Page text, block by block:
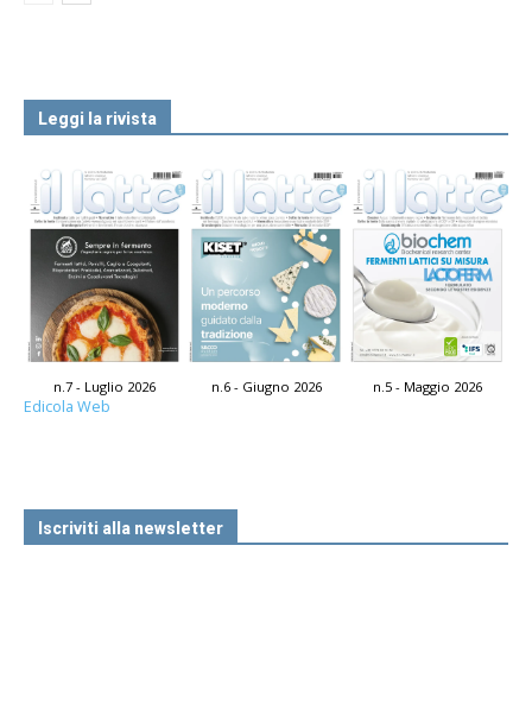
Leggi la rivista
n.7 - Luglio 2026 n.6 - Giugno 2026 n.5 - Maggio 2026
Edicola Web
Iscriviti alla newsletter